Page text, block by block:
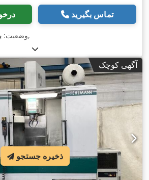
تماس بگیرید
وضعیت:,
آگهی کوچک
ذخیره جستجو